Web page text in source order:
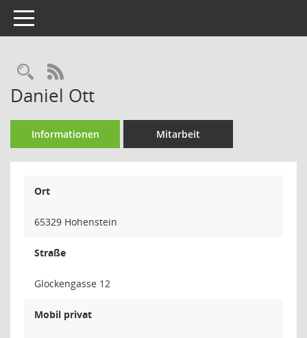
Toggle navigation
Rechercheauswahl
RSS-Feed
Daniel Ott
Informationen Mitarbeit
Ort
65329 Hohenstein
Straße
Glockengasse 12
Mobil privat